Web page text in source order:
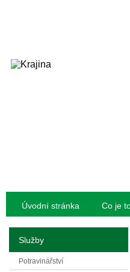
Úvodní stránka Co je
Služby
Potravinářství